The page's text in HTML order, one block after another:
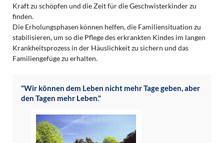
Kraft zu schöpfen und die Zeit für die Geschwisterkinder zu
finden.
Die Erholungsphasen können helfen, die Familiensituation zu
stabilisieren, um so die Pflege des erkrankten Kindes im langen
Krankheitsprozess in der Häuslichkeit zu sichern und das
Familiengefüge zu erhalten.
"Wir können dem Leben nicht mehr Tage geben, aber
den Tagen mehr Leben."